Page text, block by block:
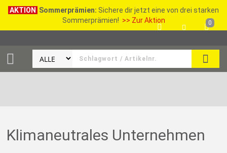
AKTION Sommerprämien: Sichere dir jetzt eine von drei starken
Sommerprämien! >> Zur Aktion 0
Klimaneutrales Unternehmen